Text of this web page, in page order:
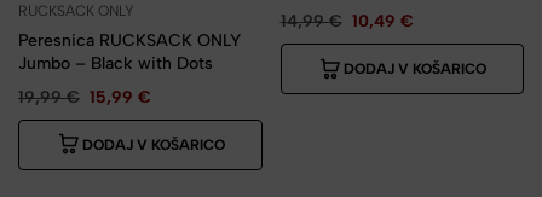
RUCKSACK ONLY
Peresnica RUCKSACK ONLY
Jumbo – Black with Dots
19,99€ 15,99 €
DODAJ V KOŠARICO
14,99€ 10,49 €
DODAJ V KOŠARICO